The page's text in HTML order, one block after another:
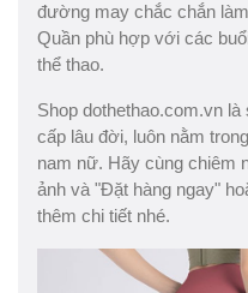
đường may chắc chắn
Quần phù hợp với các
thể thao.
Shop dothethao.com.vn
cấp lâu đời, luôn nằm
nam nữ. Hãy cùng chiêm
ảnh và "Đặt hàng ngay"
thêm chi tiết nhé.